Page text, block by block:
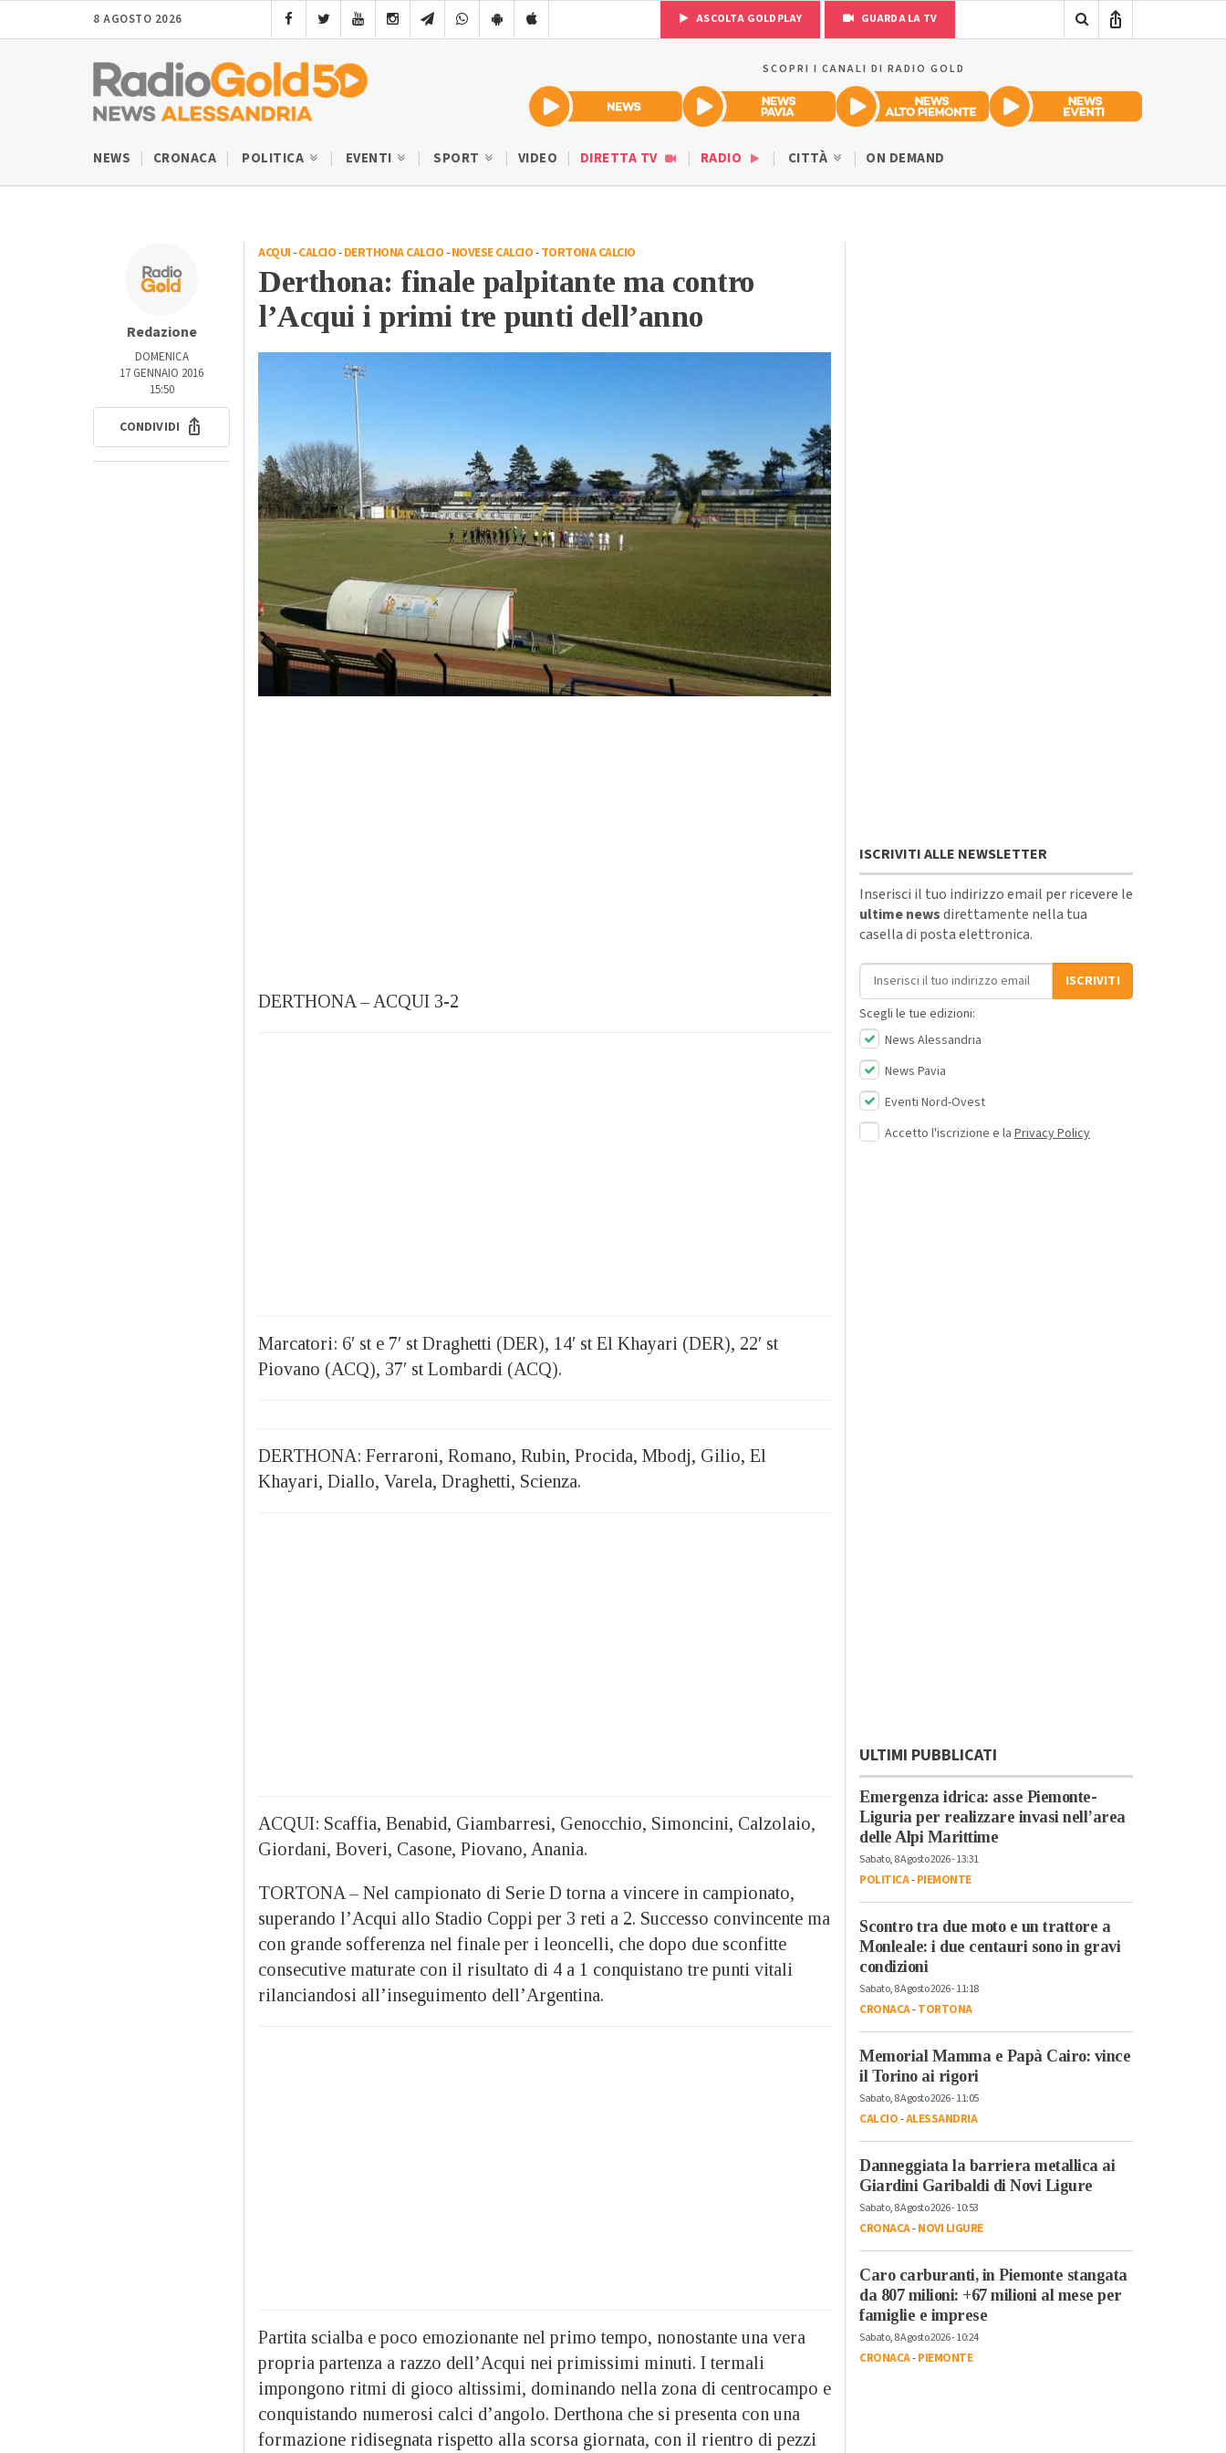
8 AGOSTO 2026 ASCOLTA GOLDPLAY GUARDA LA TV
SCOPRI I CANALI DI RADIO GOLD
NEWS CRONACA POLITICA EVENTI SPORT VIDEO DIRETTA TV RADIO CITTÀ ON DEMAND
Redazione
DOMENICA
17 GENNAIO 2016
15:50
CONDIVIDI
ACQUI-CALCIO-DERTHONA CALCIO-NOVESE CALCIO-TORTONA CALCIO
Derthona: finale palpitante ma contro
l’Acqui i primi tre punti dell’anno
DERTHONA – ACQUI 3-2
Marcatori: 6′ st e 7′ st Draghetti (DER), 14′ st El Khayari (DER), 22′ st
Piovano (ACQ), 37′ st Lombardi (ACQ).
DERTHONA: Ferraroni, Romano, Rubin, Procida, Mbodj, Gilio, El
Khayari, Diallo, Varela, Draghetti, Scienza.
ACQUI: Scaffia, Benabid, Giambarresi, Genocchio, Simoncini, Calzolaio,
Giordani, Boveri, Casone, Piovano, Anania.
TORTONA – Nel campionato di Serie D torna a vincere in campionato,
superando l’Acqui allo Stadio Coppi per 3 reti a 2. Successo convincente ma
con grande sofferenza nel finale per i leoncelli, che dopo due sconfitte
consecutive maturate con il risultato di 4 a 1 conquistano tre punti vitali
rilanciandosi all’inseguimento dell’Argentina.
Partita scialba e poco emozionante nel primo tempo, nonostante una vera
propria partenza a razzo dell’Acqui nei primissimi minuti. I termali
impongono ritmi di gioco altissimi, dominando nella zona di centrocampo e
conquistando numerosi calci d’angolo. Derthona che si presenta con una
formazione ridisegnata rispetto alla scorsa giornata, con il rientro di pezzi
ISCRIVITI ALLE NEWSLETTER
Inserisci il tuo indirizzo email per ricevere le
ultime newsdirettamente nella tua
casella di posta elettronica.
Indirizzo email
ISCRIVITI
Scegli le tue edizioni:
News Alessandria
News Pavia
Eventi Nord-Ovest
Accetto l'iscrizione e la Privacy Policy
ULTIMI PUBBLICATI
Emergenza idrica: asse Piemonte-
Liguria per realizzare invasi nell’area
delle Alpi Marittime
Sabato, 8 Agosto 2026 - 13:31
POLITICA-PIEMONTE
Scontro tra due moto e un trattore a
Monleale: i due centauri sono in gravi
condizioni
Sabato, 8 Agosto 2026 - 11:18
CRONACA-TORTONA
Memorial Mamma e Papà Cairo: vince
il Torino ai rigori
Sabato, 8 Agosto 2026 - 11:05
CALCIO-ALESSANDRIA
Danneggiata la barriera metallica ai
Giardini Garibaldi di Novi Ligure
Sabato, 8 Agosto 2026 - 10:53
CRONACA-NOVI LIGURE
Caro carburanti, in Piemonte stangata
da 807 milioni: +67 milioni al mese per
famiglie e imprese
Sabato, 8 Agosto 2026 - 10:24
CRONACA-PIEMONTE